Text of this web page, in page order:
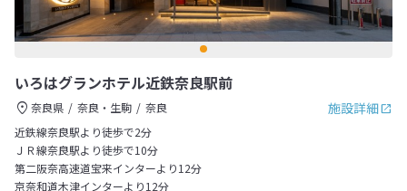
いろはグランホテル近鉄奈良駅前
施設詳細
奈良県 奈良・生駒
奈良
近鉄線奈良駅より徒歩で2分
ＪＲ線奈良駅より徒歩で10分
第二阪奈高速道宝来インターより12分
京奈和道木津インターより12分